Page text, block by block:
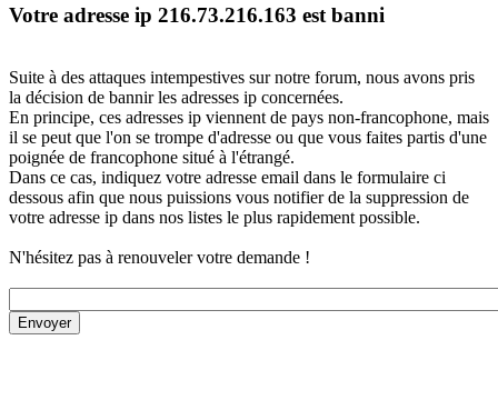
Votre adresse ip 216.73.216.163 est banni
Suite à des attaques intempestives sur notre forum, nous avons pris
la décision de bannir les adresses ip concernées.
En principe, ces adresses ip viennent de pays non-francophone, mais
il se peut que l'on se trompe d'adresse ou que vous faites partis d'une
poignée de francophone situé à l'étrangé.
Dans ce cas, indiquez votre adresse email dans le formulaire ci
dessous afin que nous puissions vous notifier de la suppression de
votre adresse ip dans nos listes le plus rapidement possible.
N'hésitez pas à renouveler votre demande !